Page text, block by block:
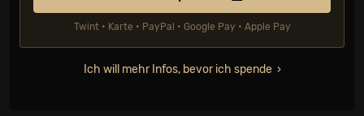
Twint • Karte • PayPal • Google Pay • Apple Pay
Ich will mehr Infos, bevor ich spende